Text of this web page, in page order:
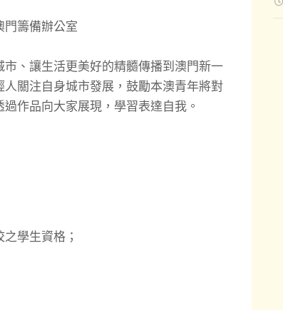
門籌備辦公室
、讓生活更美好的精髓傳播到澳門新一
關注自身城市發展，鼓勵本澳青年將對
作品向大家展現，學習表達自我。
學生資格；